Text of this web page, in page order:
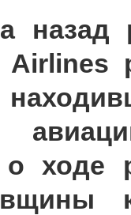
назад
ходе